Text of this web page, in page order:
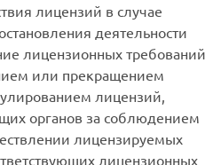
лицензий в случае
деятельности
лицензионных требований
или прекращением
лицензий,
органов за соблюдением
лицензируемых
лицензионных